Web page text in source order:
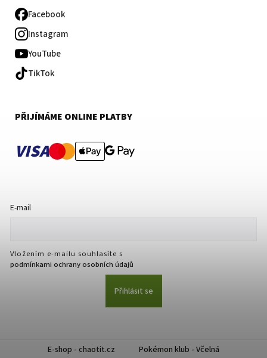
Facebook
Instagram
YouTube
TikTok
PŘIJÍMÁME ONLINE PLATBY
VISA
E-mail
Vložením e-mailu souhlasíte s
podmínkami ochrany osobních údajů
Přihlásit se
E-shop - chaotit.cz Pokémon klub - Včelná